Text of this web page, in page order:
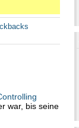
war, bis seine